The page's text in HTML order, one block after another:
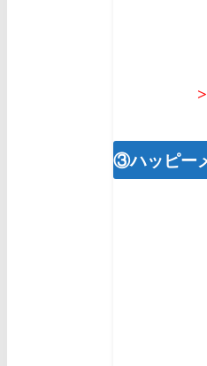
>
③ハッピー